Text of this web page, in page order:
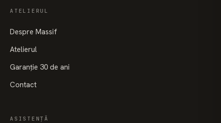
ATELIERUL
Despre Massif
Atelierul
Garanție 30 de ani
Contact
ASISTENȚĂ